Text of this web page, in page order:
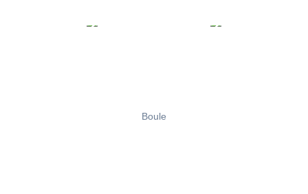
Boule